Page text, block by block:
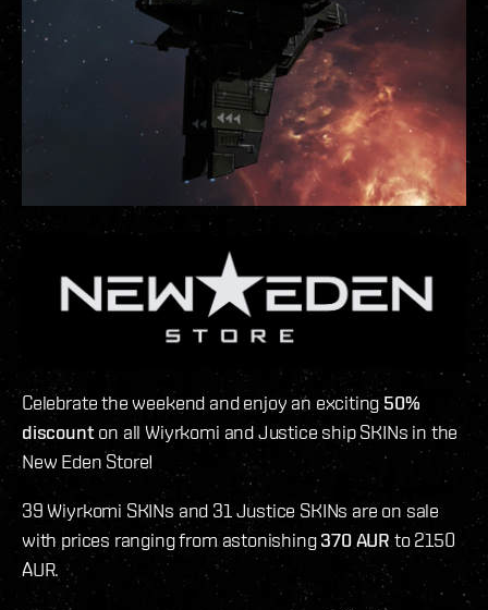
Celebrate the weekend and enjoy an exciting 50%
discount on all Wiyrkomi and Justice ship SKINs in the
New Eden Store!
39 Wiyrkomi SKINs and 31 Justice SKINs are on sale
with prices ranging from astonishing370 AURto 2150
AUR.